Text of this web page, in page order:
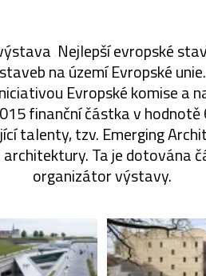
‚Nejlepší evropské
na území Evropské
Evropské komise a
finanční částka v hodnotě
talenty, tzv. Emerging
Ta je dotována
organizátor výstavy.